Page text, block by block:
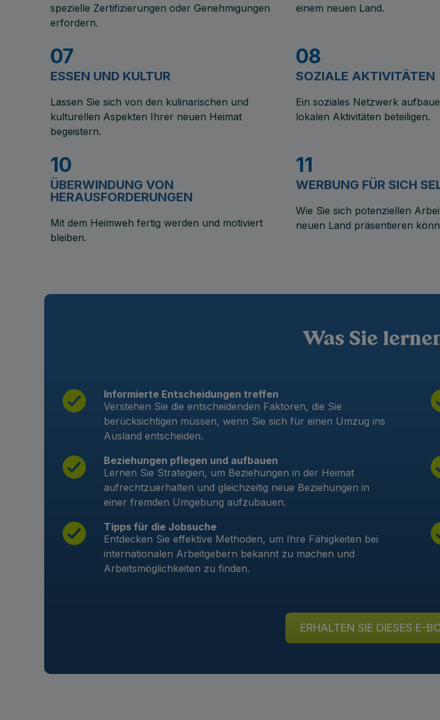
spezielle Zertifizierungen oder Genehmigungen
erfordern.
einem neuen Land.
07
ESSEN UND KULTUR
Lassen Sie sich von den kulinarischen und
kulturellen Aspekten Ihrer neuen Heimat
begeistern.
08
SOZIALE AKTIVITÄTEN
Ein soziales Netzwerk
lokalen Aktivitäten beteiligen.
10
ÜBERWINDUNG VON
HERAUSFORDERUNGEN
Mit dem Heimweh fertig werden und motiviert
bleiben.
11
WERBUNG FÜR SICH
Wie Sie sich potenziellen
neuen Land präsentieren
Was Sie
Informierte Entscheidungen treffen
Verstehen Sie die entscheidenden Faktoren, die Sie
berücksichtigen müssen, wenn Sie sich für einen Umzug ins
Ausland entscheiden.
Beziehungen pflegen und aufbauen
Lernen Sie Strategien, um Beziehungen in der Heimat
aufrechtzuerhalten und gleichzeitig neue Beziehungen in
einer fremden Umgebung aufzubauen.
Tipps für die Jobsuche
Entdecken Sie effektive Methoden, um Ihre Fähigkeiten bei
internationalen Arbeitgebern bekannt zu machen und
Arbeitsmöglichkeiten zu finden.
ERHALTEN SIE DIESES E-